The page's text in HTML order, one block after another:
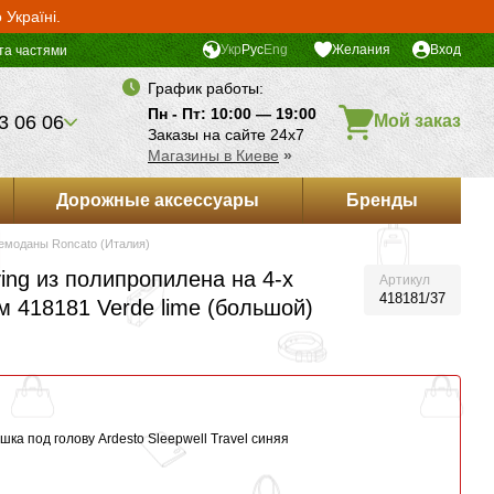
частями УкрРусEng Желания Вход
06 06
График работы:
Пн - Пт: 10:00 — 19:00
Заказы на сайте 24х7
Магазины в Киеве »
Мой заказ
Дорожные аксессуары Бренды
Roncato (Италия)
из полипропилена на 4-х
418181 Verde lime (большой)
Артикул
418181/37
под голову Ardesto Sleepwell Travel синяя